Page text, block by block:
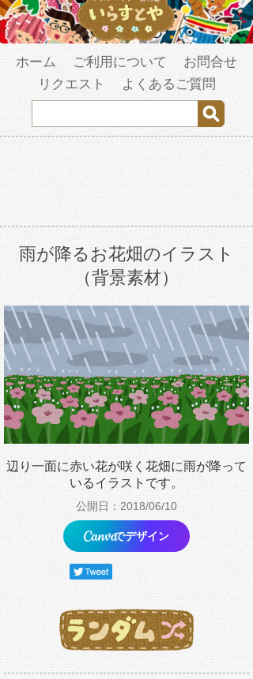
ホーム ご利用について
お問合せ
リクエスト
よくあるご質問
雨が降るお花畑のイラスト
（背景素材）
辺り一面に赤い花が咲く花畑に雨が降って
いるイラストです。
公開日：2018/06/10
でデザイン